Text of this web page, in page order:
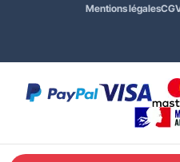
23,00 €HT
27,60 €
Classement :Classe 1
Mentions légales